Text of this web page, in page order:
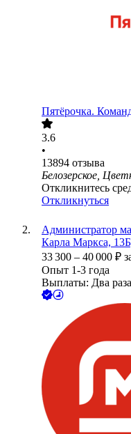
Пятёрочка.
3.6
•
13894 отзыва
Белозерское,
Откликнитесь
Откликнуться
Администратор
Карла Маркса,
33 300 – 40 000 ₽
Опыт 1-3 года
Выплаты: Два